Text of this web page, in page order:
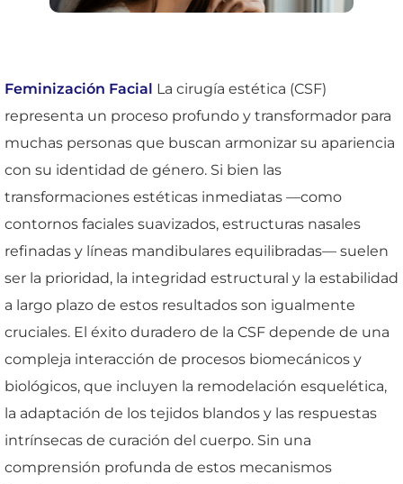
Feminización Facial La cirugía estética (CSF)
representa un proceso profundo y transformador para
muchas personas que buscan armonizar su apariencia
con su identidad de género. Si bien las
transformaciones estéticas inmediatas —como
contornos faciales suavizados, estructuras nasales
refinadas y líneas mandibulares equilibradas— suelen
ser la prioridad, la integridad estructural y la estabilidad
a largo plazo de estos resultados son igualmente
cruciales. El éxito duradero de la CSF depende de una
compleja interacción de procesos biomecánicos y
biológicos, que incluyen la remodelación esquelética,
la adaptación de los tejidos blandos y las respuestas
intrínsecas de curación del cuerpo. Sin una
comprensión profunda de estos mecanismos